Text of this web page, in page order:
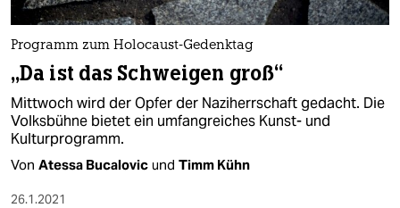
Programm zum Holocaust-Gedenktag
„Da ist das Schweigen groß“
Mittwoch wird der Opfer der Naziherrschaft gedacht. Die
Volksbühne bietet ein umfangreiches Kunst- und
Kulturprogramm.
Von Atessa Bucalovic und Timm Kühn
26.1.2021